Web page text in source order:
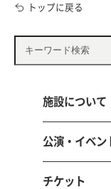
トップに戻る
施設について
公演・イベン
チケット